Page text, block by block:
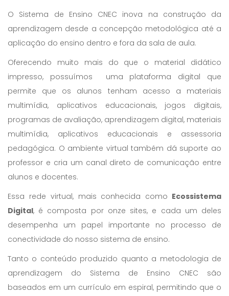
O Sistema de Ensino CNEC inova na construção da
aprendizagem desde a concepção metodológica até a
aplicação do ensino dentro e fora da sala de aula.
Oferecendo muito mais do que o material didático
impresso, possuímos uma plataforma digital que
permite que os alunos tenham acesso a materiais
multimídia, aplicativos educacionais, jogos digitais,
programas de avaliação, aprendizagem digital, materiais
multimídia, aplicativos educacionais e assessoria
pedagógica. O ambiente virtual também dá suporte ao
professor e cria um canal direto de comunicação entre
alunos e docentes.
Essa rede virtual, mais conhecida como Ecossistema
Digital, é composta por onze sites, e cada um deles
desempenha um papel importante no processo de
conectividade do nosso sistema de ensino.
Tanto o conteúdo produzido quanto a metodologia de
aprendizagem do Sistema de Ensino CNEC são
baseados em um currículo em espiral, permitindo que o